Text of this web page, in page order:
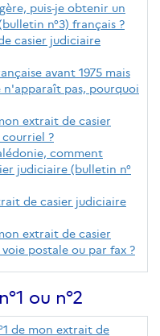
puis-je obtenir un
n°3) français ?
casier judiciaire
avant 1975 mais
n'apparaît pas, pourquoi
extrait de casier
?
comment
judiciaire (bulletin n°
de casier judiciaire
extrait de casier
postale ou par fax ?
ou n°2
de mon extrait de